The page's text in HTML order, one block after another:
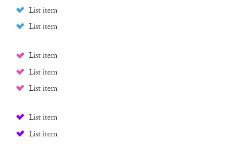
List item
List item
List item
List item
List item
List item
List item